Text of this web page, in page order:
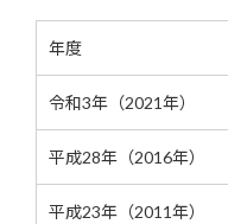
年度
令和3年（2021年）
平成28年（2016年）
平成23年（2011年）